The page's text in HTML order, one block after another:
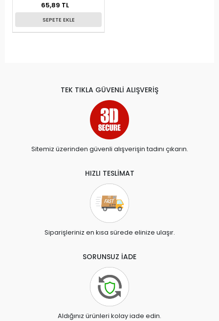
65,89 TL
SEPETE EKLE
TEK TIKLA GÜVENLİ ALIŞVERİŞ
Sitemiz üzerinden güvenli alışverişin tadını çıkarın.
HIZLI TESLİMAT
Siparişleriniz en kısa sürede elinize ulaşır.
SORUNSUZ İADE
Aldığınız ürünleri kolay iade edin.